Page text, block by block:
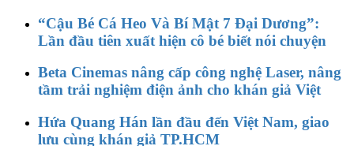
“Cậu Bé Cá Heo Và Bí Mật 7 Đại Dương”:
Lần đầu tiên xuất hiện cô bé biết nói chuyện
Beta Cinemas nâng cấp công nghệ Laser, nâng
tầm trải nghiệm điện ảnh cho khán giả Việt
Hứa Quang Hán lần đầu đến Việt Nam, giao
lưu cùng khán giả TP.HCM